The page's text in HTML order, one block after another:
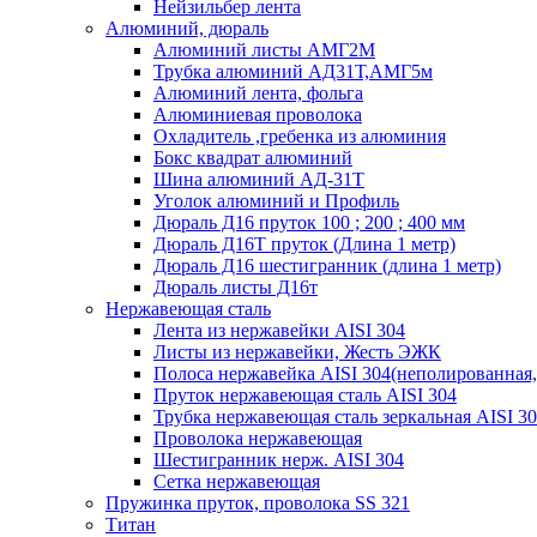
Нейзильбер лента
Алюминий, дюраль
Алюминий листы АМГ2М
Трубка алюминий АД31Т,АМГ5м
Алюминий лента, фольга
Алюминиевая проволока
Охладитель ,гребенка из алюминия
Бокс квадрат алюминий
Шина алюминий АД-31Т
Уголок алюминий и Профиль
Дюраль Д16 пруток 100 ; 200 ; 400 мм
Дюраль Д16Т пруток (Длина 1 метр)
Дюраль Д16 шестигранник (длина 1 метр)
Дюраль листы Д16т
Нержавеющая сталь
Лента из нержавейки AISI 304
Листы из нержавейки, Жесть ЭЖК
Полоса нержавейка АISI
Пруток нержавеющая сталь AISI 304
Трубка нержавеющая сталь зеркальная AISI
Проволока нержавеющая
Шестигранник нерж. AISI 304
Сетка нержавеющая
Пружинка пруток, проволока SS 321
Титан